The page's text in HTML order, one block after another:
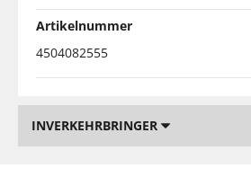
Artikelnummer
4504082555
INVERKEHRBRINGER